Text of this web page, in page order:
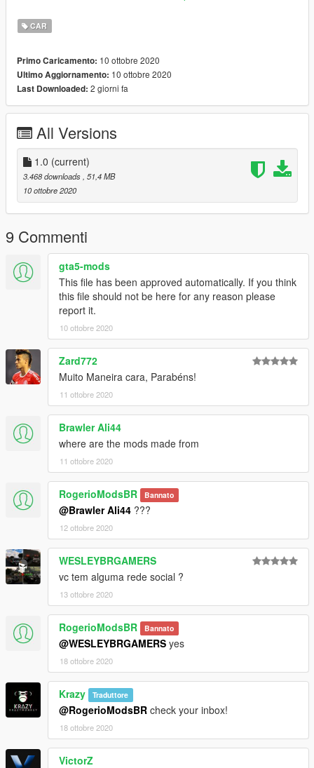
......... I ask for education, respect the work of others ........
CAR
Primo Caricamento: 10 ottobre 2020
Ultimo Aggiornamento: 10 ottobre 2020
Last Downloaded: 2 giorni fa
All Versions
1.0 (current)
3.468 downloads , 51,4 MB
10 ottobre 2020
9 Commenti
gta5-mods
This file has been approved automatically. If you think
this file should not be here for any reason please
report it.
10 ottobre 2020
Zard772
Muito Maneira cara, Parabéns!
11 ottobre 2020
Brawler Ali44
where are the mods made from
11 ottobre 2020
RogerioModsBR Bannato
@Brawler Ali44 ???
12 ottobre 2020
WESLEYBRGAMERS
vc tem alguma rede social ?
13 ottobre 2020
RogerioModsBR Bannato
@WESLEYBRGAMERS yes
18 ottobre 2020
Krazy Traduttore
@RogerioModsBR check your inbox!
18 ottobre 2020
VictorZ